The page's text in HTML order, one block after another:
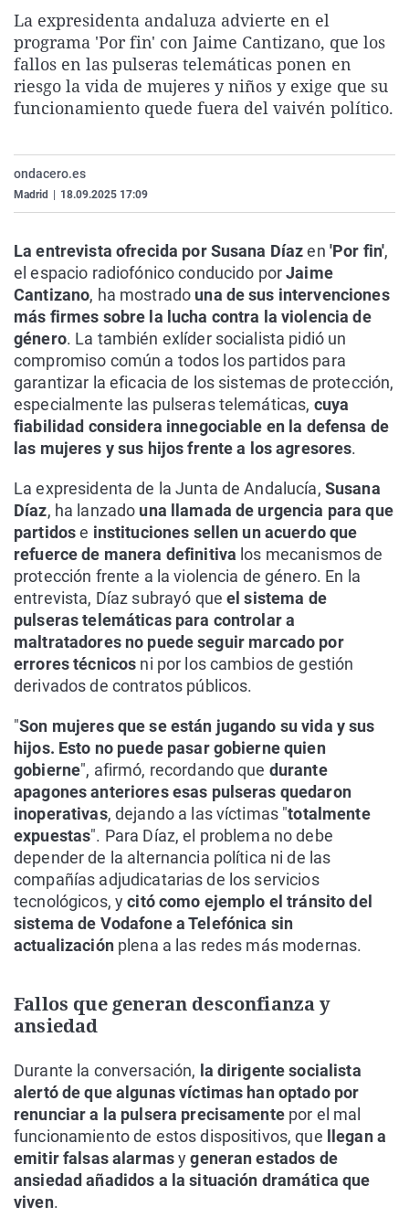
La rosa de los vientos
Gente viajera
Como el perro y el
Caso
Retornados
Equipo de
Operación Viuda
Extremadura
Galicia
La Rioja
Navarra
Virales
Televisión
Elecciones
La expresidenta andaluza advierte en el
programa 'Por fin' con Jaime Cantizano, que los
fallos en las pulseras telemáticas ponen en
riesgo la vida de mujeres y niños y exige que su
funcionamiento quede fuera del vaivén político.
ondacero.es
Madrid 18.09.2025 17:09
La entrevista ofrecida por Susana Díazen 'Por fin',
el espacio radiofónico conducido porJaime
Cantizano, ha mostrado una de sus intervenciones
más firmes sobre la lucha contra la violencia de
género. La también exlíder socialista pidió un
compromiso común a todos los partidos para
garantizar la eficacia de los sistemas de protección,
especialmente las pulseras telemáticas, cuya
fiabilidad considera innegociable en la defensa de
las mujeres y sus hijos frente a los agresores.
La expresidenta de la Junta de Andalucía, Susana
Díaz, ha lanzado una llamada de urgencia para que
partidose instituciones sellen un acuerdo que
refuerce de manera definitiva los mecanismos de
protección frente a la violencia de género. En la
entrevista, Díaz subrayó que el sistema de
pulseras telemáticas para controlar a
maltratadores no puede seguir marcado por
errores técnicos ni por los cambios de gestión
derivados de contratos públicos.
"Son mujeres que se están jugando su vida y sus
hijos. Esto no puede pasar gobierne quien
gobierne", afirmó, recordando que durante
apagones anteriores esas pulseras quedaron
inoperativas, dejando a las víctimas "totalmente
expuestas". Para Díaz, el problema no debe
depender de la alternancia política ni de las
compañías adjudicatarias de los servicios
tecnológicos, ycitó como ejemplo el tránsito del
sistema de Vodafone a Telefónica sin
actualizaciónplena a las redes más modernas.
Fallos que generan desconfianza y
ansiedad
Durante la conversación, la dirigente socialista
alertó de que algunas víctimas han optado por
renunciar a la pulsera precisamentepor el mal
funcionamiento de estos dispositivos, que
llegan a
emitir falsas alarmasygeneran estados de
ansiedad añadidos a la situación dramática que
viven.